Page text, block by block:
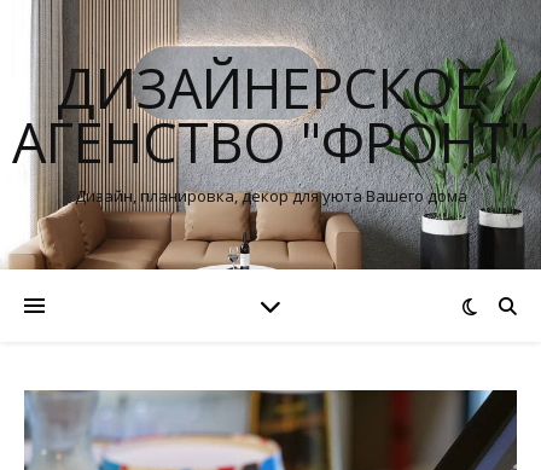
ДИЗАЙНЕРСКОЕ
АГЕНСТВО "ФРОНТ"
Дизайн, планировка, декор для уюта Вашего дома